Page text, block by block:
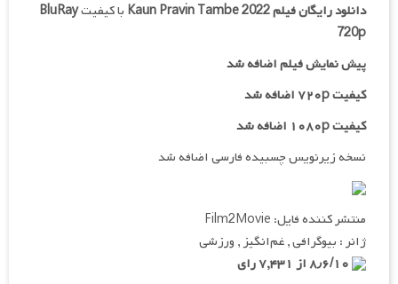
دانلود رایگان فیلمKaun Pravin Tambe 2022 با کیفیتBluRay
720p
پیش نمایش فیلم اضافه شد
کیفیت ۷۲۰p اضافه شد
کیفیت ۱۰۸۰p اضافه شد
نسخه زیرنویس چسبیده فارسی اضافه شد
منتشر کننده فایل: Film2Movie
ژانر : بیوگرافی , غم‌انگیز , ورزشی